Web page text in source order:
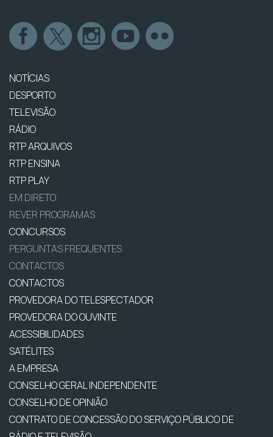
NOTÍCIAS
DESPORTO
TELEVISÃO
RÁDIO
RTP ARQUIVOS
RTP ENSINA
RTP PLAY
EM DIRETO
REVER PROGRAMAS
CONCURSOS
PERGUNTAS FREQUENTES
CONTACTOS
CONTACTOS
PROVEDORA DO TELESPECTADOR
PROVEDORA DO OUVINTE
ACESSIBILIDADES
SATÉLITES
A EMPRESA
CONSELHO GERAL INDEPENDENTE
CONSELHO DE OPINIÃO
CONTRATO DE CONCESSÃO DO SERVIÇO PÚBLICO DE